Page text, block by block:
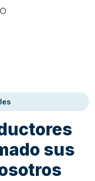
sus